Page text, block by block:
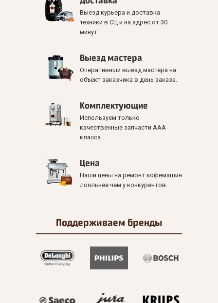
Выезд курьера и доставка
техники в СЦ и на адрес от 30
минут.
Выезд мастера
Оперативный выезд мастера на
объект заказчика в день заказа.
Комплектующие
Используем только
качественные запчасти ААА
класса.
Цена
Наши цены на ремонт кофемашин
лояльнее чем у конкурентов.
Поддерживаем бренды